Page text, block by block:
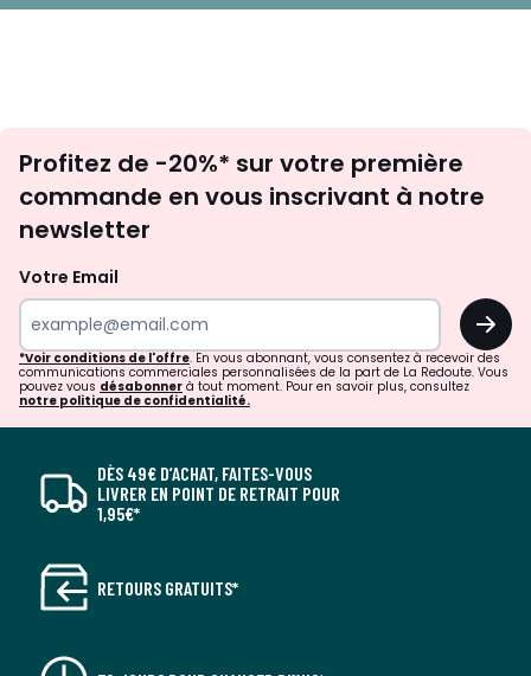
newsletter
Profitez de -20%* sur votre première
commande en vous inscrivant à notre
newsletter
Votre Email
OK
*Voir conditions de l'offre. En vous abonnant, vous consentez à recevoir des
communications commerciales personnalisées de la part de La Redoute. Vous
pouvez vous désabonner à tout moment. Pour en savoir plus, consultez
notre politique de confidentialité.
DÈS 49€ D’ACHAT, FAITES-VOUS
LIVRER EN POINT DE RETRAIT POUR
1,95€*
RETOURS GRATUITS*